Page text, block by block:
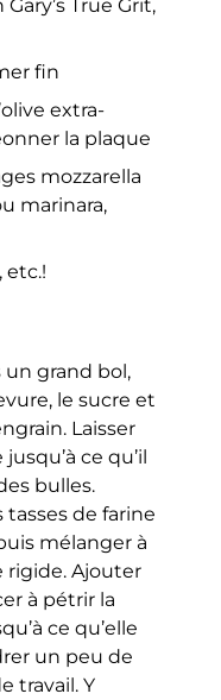
True Grit,
fin
extra-
la plaque
mozzarella
marinara,
etc.!
un grand bol,
le sucre et
Laisser
ce qu’il
bulles.
de farine
mélanger à
rigide. Ajouter
à pétrir la
ce qu’elle
un peu de
travail. Y